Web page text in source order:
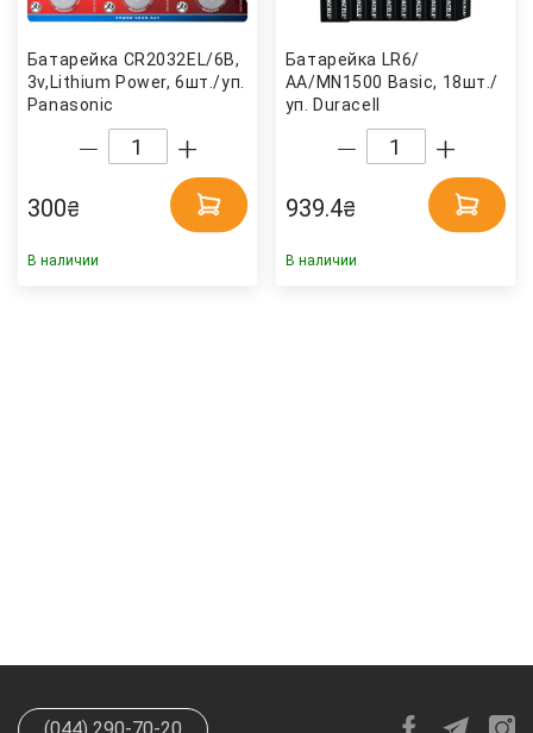
Батарейка CR2032EL/6B,
3v,Lithium Power, 6шт./уп.
Panasonic
300₴
В наличии
Батарейка LR6/
АА/MN1500 Basic, 18шт./
уп. Duracell
939.4₴
В наличии